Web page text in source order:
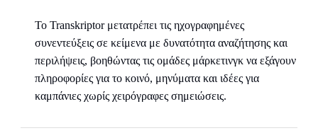
Το Transkriptor μετατρέπει τις ηχογραφημένες
συνεντεύξεις σε κείμενα με δυνατότητα αναζήτησης και
περιλήψεις, βοηθώντας τις ομάδες μάρκετινγκ να εξάγουν
πληροφορίες για το κοινό, μηνύματα και ιδέες για
καμπάνιες χωρίς χειρόγραφες σημειώσεις.